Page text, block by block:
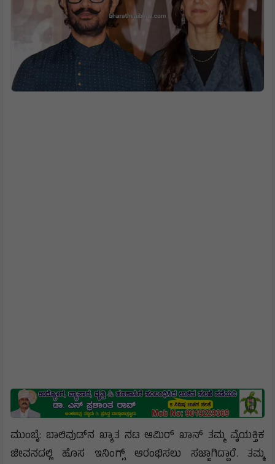
ಮುಂಬೈ: ಬಾಲಿವುಡ್‌ನ ಖ್ಯಾತ ನಟ ಆಮಿರ್ ಖಾನ್ ತಮ್ಮ ವೈಯಕ್ತಿಕ
ಜೀವನದಲ್ಲಿ ಹೊಸ ಇನಿಂಗ್ಸ್ ಆರಂಭಿಸಲು ಸಜ್ಜಾಗಿದ್ದಾರೆ. ತಮ್ಮ